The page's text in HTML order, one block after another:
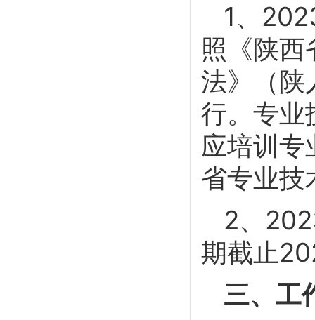
1、
照《陕
法》（陕
行。专业
应培训专
省专业技
2、
期截止
三、工